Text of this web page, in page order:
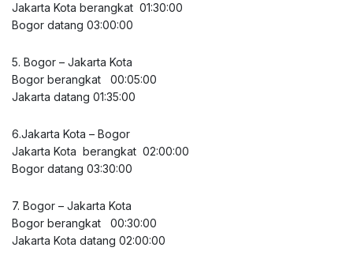
Jakarta Kota berangkat 01:30:00
Bogor datang 03:00:00
5. Bogor – Jakarta Kota
Bogor berangkat 00:05:00
Jakarta datang 01:35:00
6.Jakarta Kota – Bogor
Jakarta Kota berangkat 02:00:00
Bogor datang 03:30:00
7. Bogor – Jakarta Kota
Bogor berangkat 00:30:00
Jakarta Kota datang 02:00:00